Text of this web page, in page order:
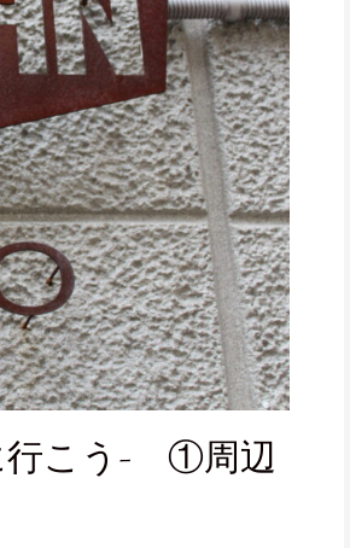
行こう- ①周辺